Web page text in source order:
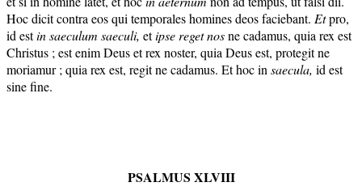
Hoc dicit contra eos qui temporales homines deos faciebant. Etpro,
id estin saeculum saeculi, etipse reget nosne cadamus, quia rex est
Christus ; est enim Deus et rex noster, quia Deus est, protegit ne
moriamur ; quia rex est, regit ne cadamus. Et hoc in saecula, id est
sine fine.
PSALMUS XLVIII